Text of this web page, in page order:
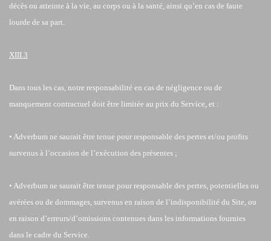
décès ou atteinte à la vie, au corps ou à la santé, ainsi qu’en cas de faute
lourde de sa part.
XIII.3
Dans tous les cas, notre responsabilité en cas de négligence ou de
manquement contractuel doit être limitée au prix du Service, et :
• Adverbum ne saurait être tenue pour responsable des pertes et/ou profits
survenus à l’occasion de l’exécution des présentes ;
• Adverbum ne saurait être tenue pour responsable des pertes, potentielles ou
avérées ou de dommages, survenus en raison de l’indisponibilité du Site, ou
en raison d’erreurs/d’omissions contenues dans les informations fournies
dans le cadre du Service.